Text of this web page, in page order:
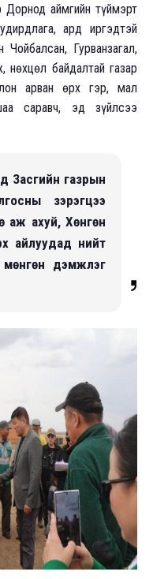
Дорнод аймгийн түймэрт
ард иргэдтэй
Гурванзагал,
байдалтай газар
арван өрх гэр, мал
саравч, эд зүйлсээ
Засгийн газрын
зэрэгцээ
аж ахуй, Хөнгөн
айлуудад нийт
дэмжлэг